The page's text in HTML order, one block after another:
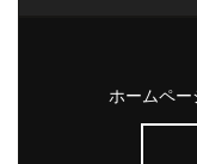
ホームペ